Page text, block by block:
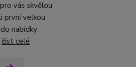
vás skvělou
první velkou
nabídky
číst celé